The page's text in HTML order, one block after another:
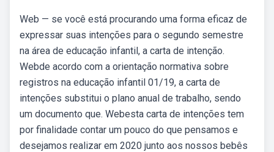
Web — se você está procurando uma forma eficaz de
expressar suas intenções para o segundo semestre
na área de educação infantil, a carta de intenção.
Webde acordo com a orientação normativa sobre
registros na educação infantil 01/19, a carta de
intenções substitui o plano anual de trabalho, sendo
um documento que. Webesta carta de intenções tem
por finalidade contar um pouco do que pensamos e
desejamos realizar em 2020 junto aos nossos bebês